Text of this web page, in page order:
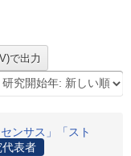
ンサス」「スト
代表者